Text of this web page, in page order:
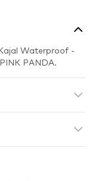
Waterproof -
PANDA.